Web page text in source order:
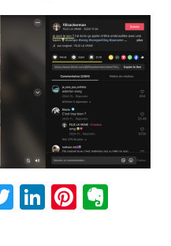
Twitter
LinkedIn
Pinterest